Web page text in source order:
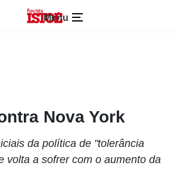
Menu
Nova York
da política de "tolerância
volta a sofrer com o aumento da